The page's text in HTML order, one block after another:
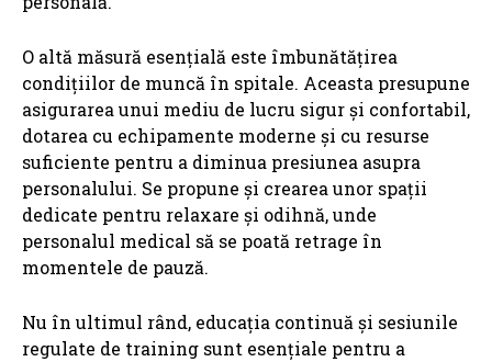
O altă măsură esențială este îmbunătățirea
condițiilor de muncă în spitale. Aceasta presupune
asigurarea unui mediu de lucru sigur și confortabil,
dotarea cu echipamente moderne și cu resurse
suficiente pentru a diminua presiunea asupra
personalului. Se propune și crearea unor spații
dedicate pentru relaxare și odihnă, unde
personalul medical să se poată retrage în
momentele de pauză.
Nu în ultimul rând, educația continuă și sesiunile
regulate de training sunt esențiale pentru a